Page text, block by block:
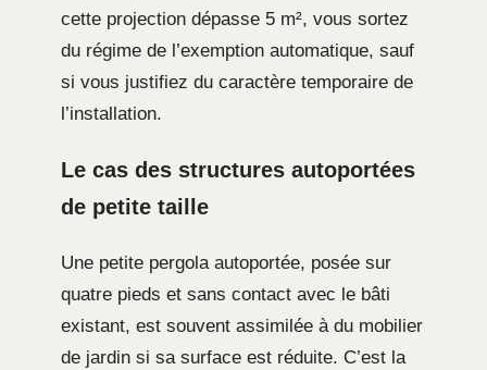
cette projection dépasse 5 m², vous sortez
du régime de l’exemption automatique, sauf
si vous justifiez du caractère temporaire de
l’installation.
Le cas des structures autoportées
de petite taille
Une petite pergola autoportée, posée sur
quatre pieds et sans contact avec le bâti
existant, est souvent assimilée à du mobilier
de jardin si sa surface est réduite. C’est la